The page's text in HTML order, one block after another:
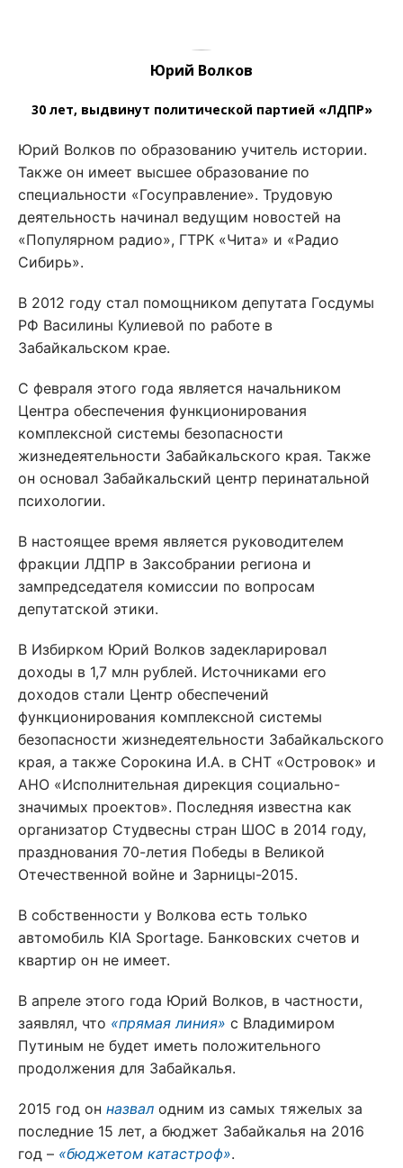
Юрий Волков
30 лет, выдвинут политической партией «ЛДПР»
Юрий Волков по образованию учитель истории.
Также он имеет высшее образование по
специальности «Госуправление». Трудовую
деятельность начинал ведущим новостей на
«Популярном радио», ГТРК «Чита» и «Радио
Сибирь».
В 2012 году стал помощником депутата Госдумы
РФ Василины Кулиевой по работе в
Забайкальском крае.
С февраля этого года является начальником
Центра обеспечения функционирования
комплексной системы безопасности
жизнедеятельности Забайкальского края. Также
он основал Забайкальский центр перинатальной
психологии.
В настоящее время является руководителем
фракции ЛДПР в Заксобрании региона и
зампредседателя комиссии по вопросам
депутатской этики.
В Избирком Юрий Волков задекларировал
доходы в 1,7 млн рублей. Источниками его
доходов стали Центр обеспечений
функционирования комплексной системы
безопасности жизнедеятельности Забайкальского
края, а также Сорокина И.А. в СНТ «Островок» и
АНО «Исполнительная дирекция социально-
значимых проектов». Последняя известна как
организатор Студвесны стран ШОС в 2014 году,
празднования 70-летия Победы в Великой
Отечественной войне и Зарницы-2015.
В собственности у Волкова есть только
автомобиль КIА Sportage. Банковских счетов и
квартир он не имеет.
В апреле этого года Юрий Волков, в частности,
заявлял, что «прямая линия» с Владимиром
Путиным не будет иметь положительного
продолжения для Забайкалья.
2015 год он назвал одним из самых тяжелых за
последние 15 лет, а бюджет Забайкалья на 2016
год – «бюджетом катастроф».